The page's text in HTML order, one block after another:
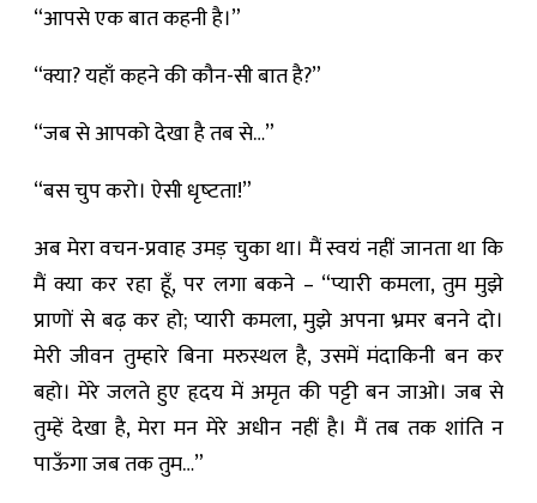
“आपसे एक बात कहनी है।”
“क्या? यहाँ कहने की कौन-सी बात है?”
“जब से आपको देखा है तब से…”
“बस चुप करो। ऐसी धृष्‍टता!”
अब मेरा वचन-प्रवाह उमड़ चुका था। मैं स्वयं नहीं जानता था कि
मैं क्या कर रहा हूँ, पर लगा बकने – “प्यारी कमला, तुम मुझे
प्राणों से बढ़ कर हो; प्यारी कमला, मुझे अपना भ्रमर बनने दो।
मेरी जीवन तुम्हारे बिना मरुस्थल है, उसमें मंदाकिनी बन कर
बहो। मेरे जलते हुए हृदय में अमृत की पट्टी बन जाओ। जब से
तुम्हें देखा है, मेरा मन मेरे अधीन नहीं है। मैं तब तक शांति न
पाऊँगा जब तक तुम…”